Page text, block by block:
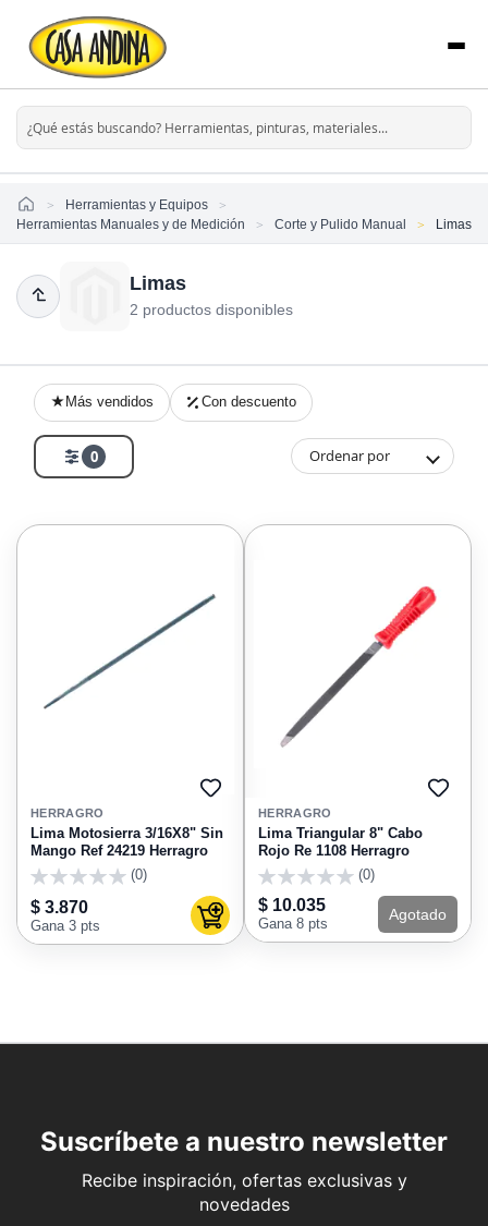
HomeHerramientas y Equipos
Herramientas Manuales y de Medición
Corte y Pulido Manual Limas
Limas
2 productos disponibles
Más vendidos Con descuento
0 Ordenar por
AGREGAR
FAVORITOS
HERRAGRO
Lima Motosierra 3/16X8" Sin
Mango Ref 24219 Herragro
(0)
$ 3.870
Gana 3 pts Agregar al carrito
HERRAGRO
Lima Triangular 8" Cabo
Rojo Re 1108 Herragro
(0)
$ 10.035
Gana 8 pts
Agotado
Suscríbete a nuestro newsletter
Recibe inspiración, ofertas exclusivas y
novedades